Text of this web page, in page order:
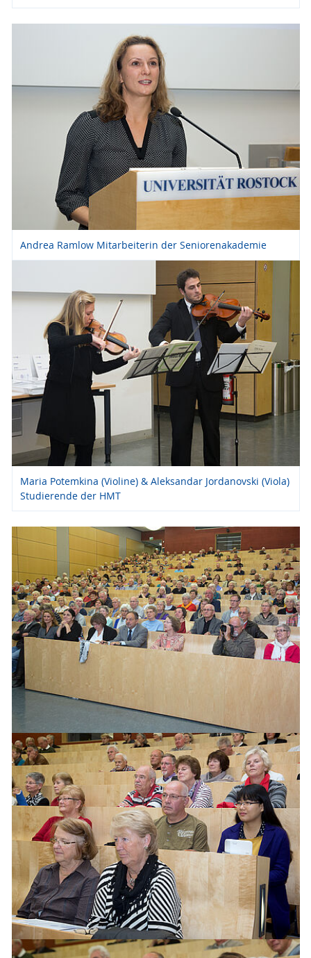
Andrea Ramlow Mitarbeiterin der Seniorenakademie
Maria Potemkina (Violine) & Aleksandar Jordanovski (Viola)
Studierende der HMT